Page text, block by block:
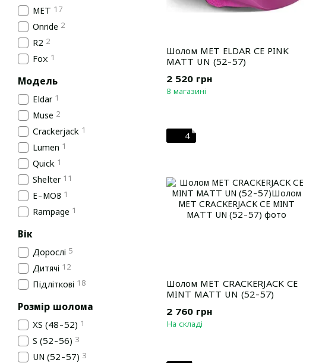
Шолом MET ELDAR CE PINK
MATT UN (52-57)
2 520 грн
В магазині
4
Шолом MET CRACKERJACK CE
MINT MATT UN (52-57)
2 760 грн
На складі
MET 17
Onride 2
R2 2
Fox 1
Модель
Eldar 1
Muse 2
Crackerjack 1
Lumen 1
Quick 1
Shelter 11
E-MOB 1
Rampage 1
Вік
Дорослі 5
Дитячі 12
Підліткові 18
Розмір шолома
XS (48-52) 1
S (52-56) 3
UN (52-57) 3